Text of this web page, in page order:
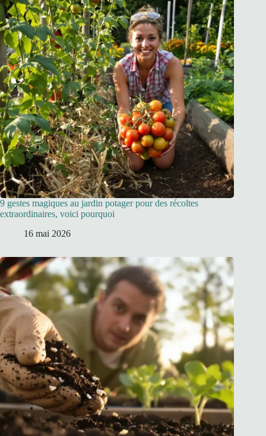
9 gestes magiques au jardin potager pour des récoltes
extraordinaires, voici pourquoi
16 mai 2026